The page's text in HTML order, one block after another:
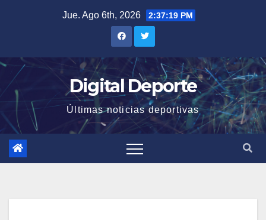
Jue. Ago 6th, 2026 2:37:20 PM
Digital Deporte
Últimas noticias deportivas